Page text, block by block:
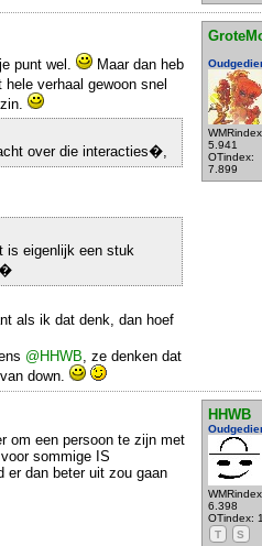
5.941
OTindex:
7.899
punt wel.
Maar dan heb
hele verhaal gewoon snel
over die interacties�,
eigenlijk een stuk
als ik dat denk, dan hoef
@HHWB , ze denken dat
down.
HHWB
6.398
OTindex:
T
S
om een persoon te zijn met
sommige IS
er dan beter uit zou gaan